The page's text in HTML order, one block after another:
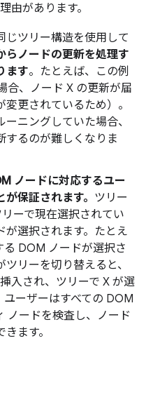
由があります。
じツリー構造を使用して
らノードの更新を処理す
ます。たとえば、この例
合、ノード X の更新が届
更されているため）。
ニングしていた場合、
するのが難しくなりま
ノードに対応するユー
保証されます。 ツリー
ーで現在選択されてい
が選択されます。たとえ
DOM ノードが選択さ
リーを切り替えると、
入され、ツリーで X が選
ーザーはすべての DOM
ノードを検査し、ノード
ます。